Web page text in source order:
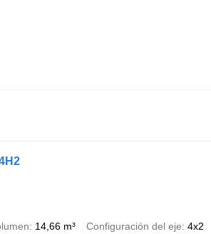
14,66 m³ Configuración del eje 4x2